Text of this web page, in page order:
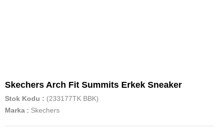
Skechers Arch Fit Summits Erkek Sneaker
Stok Kodu
(233177TK BBK)
Marka : Skechers